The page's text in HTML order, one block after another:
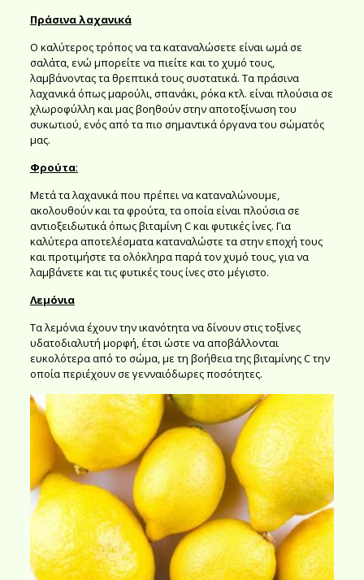
Πράσινα λαχανικά
Ο καλύτερος τρόπος να τα καταναλώσετε είναι ωμά σε
σαλάτα, ενώ μπορείτε να πιείτε και το χυμό τους,
λαμβάνοντας τα θρεπτικά τους συστατικά. Τα πράσινα
λαχανικά όπως μαρούλι, σπανάκι, ρόκα κτλ. είναι πλούσια σε
χλωροφύλλη και μας βοηθούν στην αποτοξίνωση του
συκωτιού, ενός από τα πιο σημαντικά όργανα του σώματός
μας.
Φρούτα:
Μετά τα λαχανικά που πρέπει να καταναλώνουμε,
ακολουθούν και τα φρούτα, τα οποία είναι πλούσια σε
αντιοξειδωτικά όπως βιταμίνη C και φυτικές ίνες. Για
καλύτερα αποτελέσματα καταναλώστε τα στην εποχή τους
και προτιμήστε τα ολόκληρα παρά τον χυμό τους, για να
λαμβάνετε και τις φυτικές τους ίνες στο μέγιστο.
Λεμόνια
Τα λεμόνια έχουν την ικανότητα να δίνουν στις τοξίνες
υδατοδιαλυτή μορφή, έτσι ώστε να αποβάλλονται
ευκολότερα από το σώμα, με τη βοήθεια της βιταμίνης C την
οποία περιέχουν σε γενναιόδωρες ποσότητες.